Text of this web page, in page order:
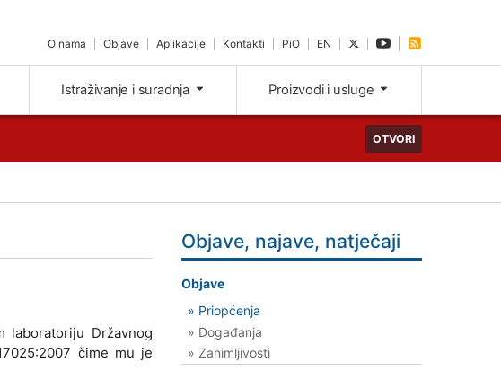
O nama Objave Aplikacije Kontakti PiO EN
Istraživanje i suradnja Proizvodi i usluge
OTVORI
laboratoriju Državnog
čime mu je
Objave, najave, natječaji
Objave
» Priopćenja
» Događanja
» Zanimljivosti